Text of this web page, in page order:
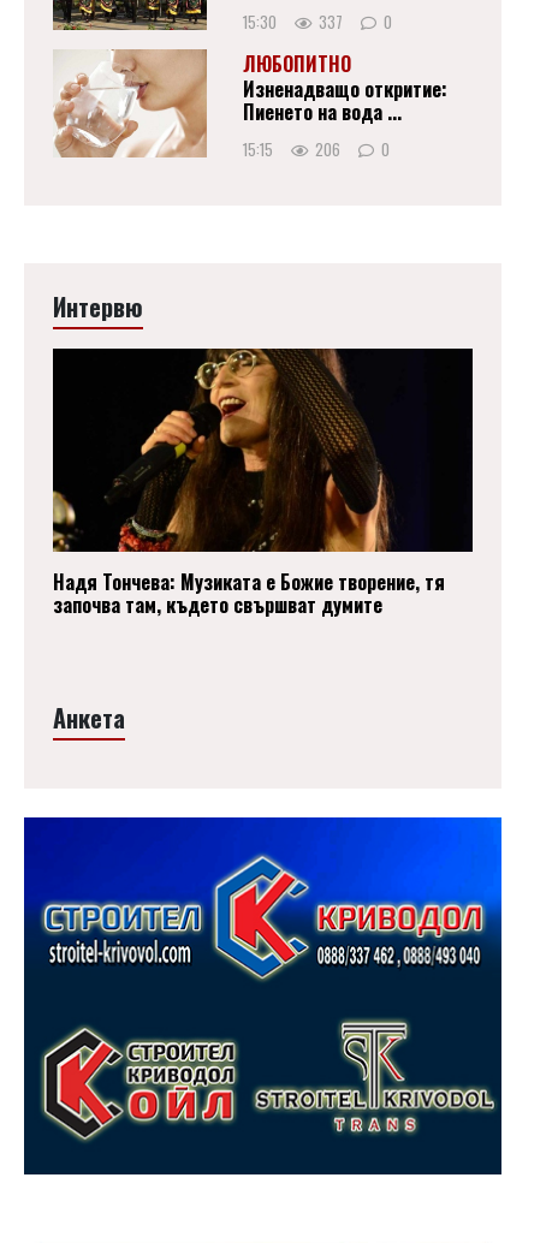
15:30 337 0
ЛЮБОПИТНО
Изненадващо откритие:
Пиенето на вода ...
15:15 206 0
Интервю
Надя Тончева: Музиката е Божие творение, тя
започва там, където свършват думите
Анкета